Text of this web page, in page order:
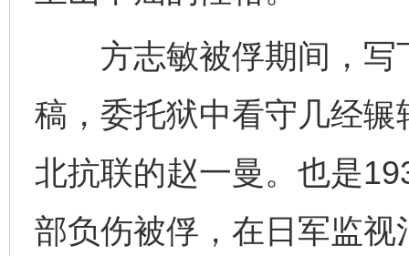
方志敏被俘期间，写
稿，委托狱中看守几经
北抗联的赵一曼。也是
部负伤被俘，在日军监